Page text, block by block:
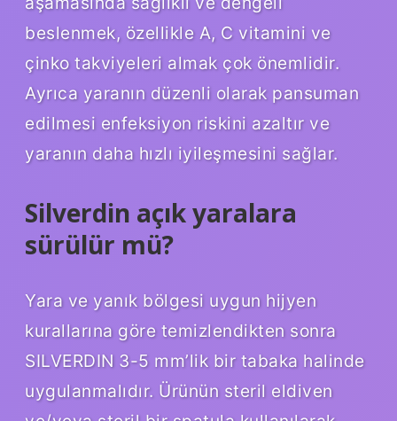
beslenmek, özellikle A, C vitamini ve
çinko takviyeleri almak çok önemlidir.
Ayrıca yaranın düzenli olarak pansuman
edilmesi enfeksiyon riskini azaltır ve
yaranın daha hızlı iyileşmesini sağlar.
Silverdin açık yaralara
sürülür mü?
Yara ve yanık bölgesi uygun hijyen
kurallarına göre temizlendikten sonra
SILVERDIN 3-5 mm’lik bir tabaka halinde
uygulanmalıdır. Ürünün steril eldiven